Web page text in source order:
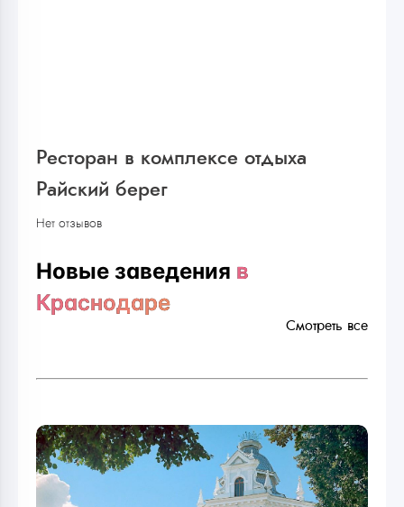
Ресторан в комплексе отдыха
Райский берег
Нет отзывов
Новые заведения в
Краснодаре
Смотреть все